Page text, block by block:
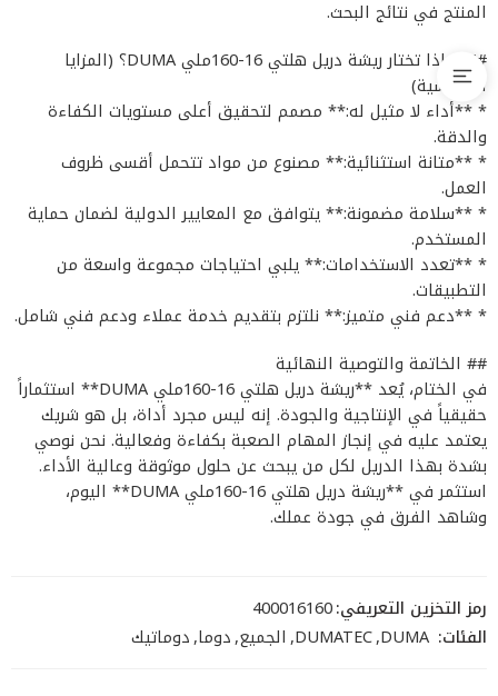
المنتج في نتائج البحث.
## لماذا تختار ريشة دريل هلتي 16-160ملي DUMA؟ (المزايا
التنافسية)
* **أداء لا مثيل له:** مصمم لتحقيق أعلى مستويات الكفاءة
والدقة.
* **متانة استثنائية:** مصنوع من مواد تتحمل أقسى ظروف
العمل.
* **سلامة مضمونة:** يتوافق مع المعايير الدولية لضمان حماية
المستخدم.
* **تعدد الاستخدامات:** يلبي احتياجات مجموعة واسعة من
التطبيقات.
* **دعم فني متميز:** نلتزم بتقديم خدمة عملاء ودعم فني شامل.
## الخاتمة والتوصية النهائية
في الختام، يُعد **ريشة دريل هلتي 16-160ملي DUMA** استثماراً
حقيقياً في الإنتاجية والجودة. إنه ليس مجرد أداة، بل هو شريك
يعتمد عليه في إنجاز المهام الصعبة بكفاءة وفعالية. نحن نوصي
بشدة بهذا الدريل لكل من يبحث عن حلول موثوقة وعالية الأداء.
استثمر في **ريشة دريل هلتي 16-160ملي DUMA** اليوم،
وشاهد الفرق في جودة عملك.
رمز التخزين التعريفي:400016160
الفئات: DUMA
,
DUMATEC
,الجميع,دوما,دوماتيك